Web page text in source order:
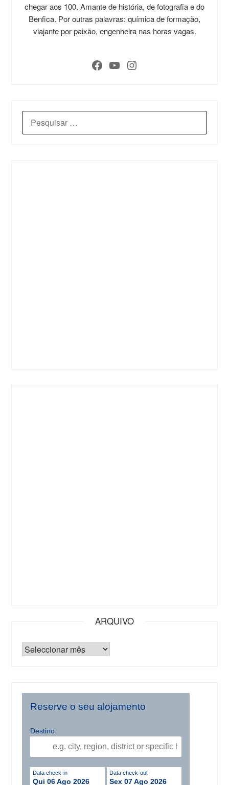
chegar aos 100. Amante de história, de fotografia e do
Benfica. Por outras palavras: química de formação,
viajante por paixão, engenheira nas horas vagas.
ARQUIVO
Reserve o seu alojamento
Destino
Data check-in
Qui 06 Ago 2026
Data check-out
Sex 07 Ago 2026